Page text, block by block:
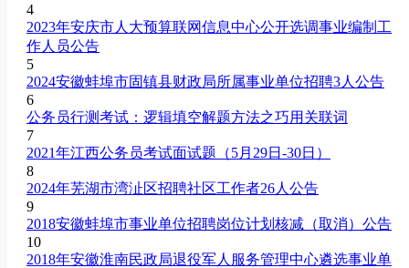
4
2023年安庆市人大预算联网信息中心公开选调事业编制工
作人员公告
5
2024安徽蚌埠市固镇县财政局所属事业单位招聘3人公告
6
公务员行测考试：逻辑填空解题方法之巧用关联词
7
2021年江西公务员考试面试题（5月29日-30日）
8
2024年芜湖市湾沚区招聘社区工作者26人公告
9
2018安徽蚌埠市事业单位招聘岗位计划核减（取消）公告
10
2018年安徽淮南民政局退役军人服务管理中心遴选事业单